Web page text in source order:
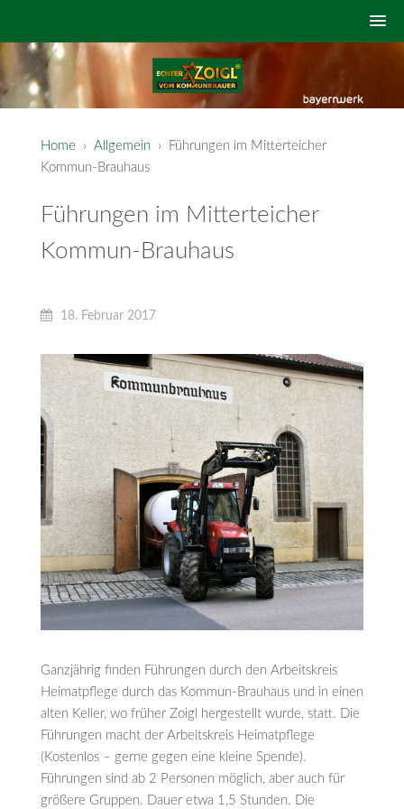
Home › Allgemein› Führungen im Mitterteicher
Kommun-Brauhaus
Führungen im Mitterteicher
Kommun-Brauhaus
18. Februar 2017
Ganzjährig finden Führungen durch den Arbeitskreis
Heimatpflege durch das Kommun-Brauhaus und in einen
alten Keller, wo früher Zoigl hergestellt wurde, statt. Die
Führungen macht der Arbeitskreis Heimatpflege
(Kostenlos – gerne gegen eine kleine Spende).
Führungen sind ab 2 Personen möglich, aber auch für
größere Gruppen. Dauer etwa 1,5 Stunden. Die